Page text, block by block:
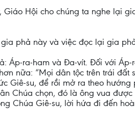
Hội cho chúng ta nghe lại
phả này và việc đọc lại gia
Áp-ra-ham và Đa-vít. Đối với
nữa: “Mọi dân tộc trên trái đất
Giê-su, để rồi mở ra theo
Chúa chọn, đó là ông vua
Chúa Giê-su, lời hứa đi đến